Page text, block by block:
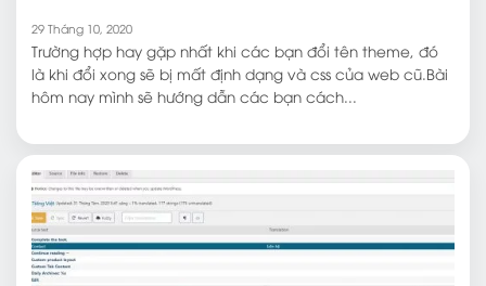
29 Tháng 10, 2020
Trường hợp hay gặp nhất khi các bạn đổi tên theme, đó
là khi đổi xong sẽ bị mất định dạng và css của web cũ.Bài
hôm nay mình sẽ hướng dẫn các bạn cách...